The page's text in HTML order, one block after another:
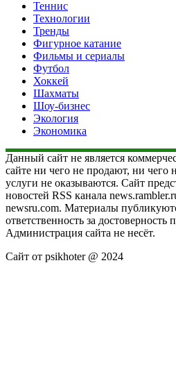
Теннис
Технологии
Тренды
Фигурное катание
Фильмы и сериалы
Футбол
Хоккей
Шахматы
Шоу-бизнес
Экология
Экономика
Данный сайт не является
сайте ни чего не продают, ни чего
услуги не оказываются. Сайт
новостей RSS канала
newsru.com. Материалы
ответственность за
Администрация сайта не несёт.
Сайт от psikhoter @ 2024